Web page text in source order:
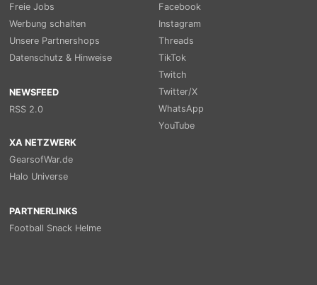
Freie Jobs
Werbung schalten
Unsere Partnershops
Datenschutz & Hinweise
NEWSFEED
RSS 2.0
Facebook
Instagram
Threads
TikTok
Twitch
Twitter/X
WhatsApp
YouTube
XA NETZWERK
GearsofWar.de
Halo Universe
PARTNERLINKS
Football Snack Helme